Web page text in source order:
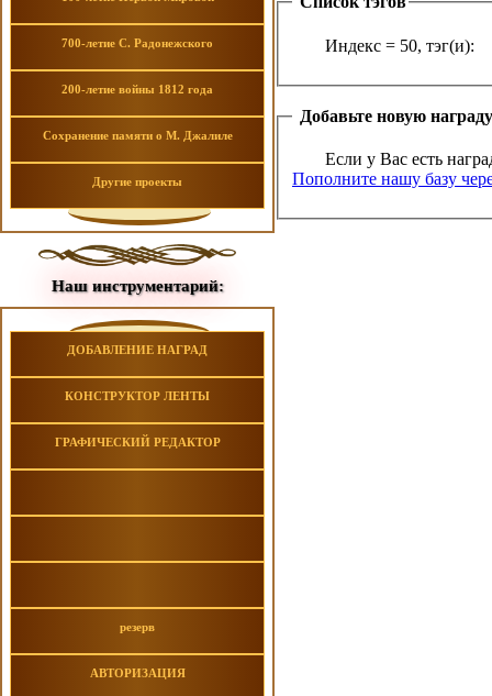
700-летие С. Радонежского
200-летие войны 1812 года
Сохранение памяти о М. Джалиле
Другие проекты
Наш инструментарий:
ДОБАВЛЕНИЕ НАГРАД
КОНСТРУКТОР ЛЕНТЫ
ГРАФИЧЕСКИЙ РЕДАКТОР
резерв
АВТОРИЗАЦИЯ
Индекс = 50, тэг(и):
Добавьте новую награду
Если у Вас есть
Пополните нашу базу